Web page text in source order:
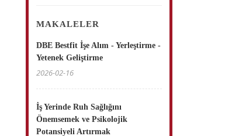
MAKALELER
DBE Bestfit İşe Alım - Yerleştirme -
Yetenek Geliştirme
2026-02-16
İş Yerinde Ruh Sağlığını
Önemsemek ve Psikolojik
Potansiyeli Artırmak